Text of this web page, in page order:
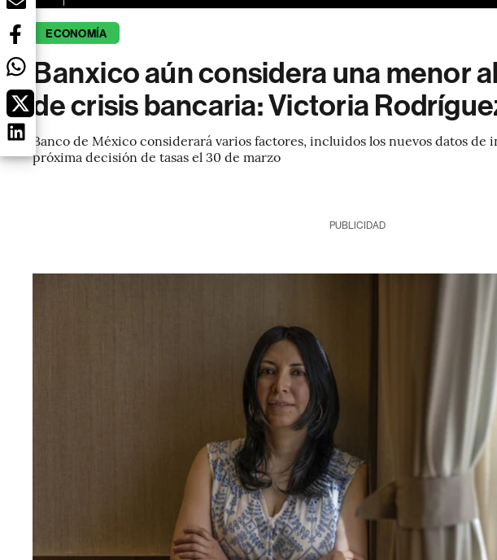
ECONOMÍA
Banxico aún considera una menor
de crisis bancaria: Victoria
Banco de México considerará varios factores, incluidos los nuevos datos de
próxima decisión de tasas el 30 de marzo
PUBLICIDAD